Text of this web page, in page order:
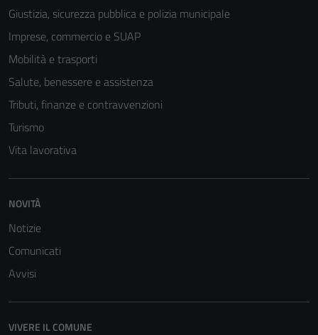
Giustizia, sicurezza pubblica e polizia municipale
Imprese, commercio e SUAP
Mobilità e trasporti
Salute, benessere e assistenza
Tributi, finanze e contravvenzioni
Turismo
Vita lavorativa
NOVITÀ
Notizie
Comunicati
Avvisi
VIVERE IL COMUNE
Tecnici